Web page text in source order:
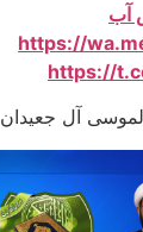
آب
https://
https://
لموسى آل جعيدان